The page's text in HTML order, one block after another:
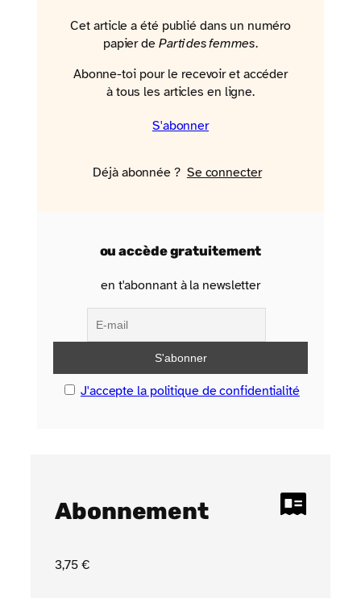
Cet article a été publié dans un numéro
papier deParti des femmes.
Abonne-toi pour le recevoir et accéder
à tous les articles en ligne.
S'abonner
Déjà abonnée ? Se connecter
ou accède gratuitement
en t'abonnant à la newsletter
J'accepte la politique de confidentialité
Abonnement
3,75€